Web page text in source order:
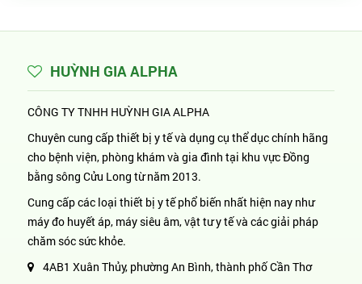
HUỲNH GIA ALPHA
CÔNG TY TNHH HUỲNH GIA ALPHA
Chuyên cung cấp thiết bị y tế và dụng cụ thể dục chính hãng
cho bệnh viện, phòng khám và gia đình tại khu vực Đồng
bằng sông Cửu Long từ năm 2013.
Cung cấp các loại thiết bị y tế phổ biến nhất hiện nay như
máy đo huyết áp, máy siêu âm, vật tư y tế và các giải pháp
chăm sóc sức khỏe.
4AB1 Xuân Thủy, phường An Bình, thành phố Cần Thơ